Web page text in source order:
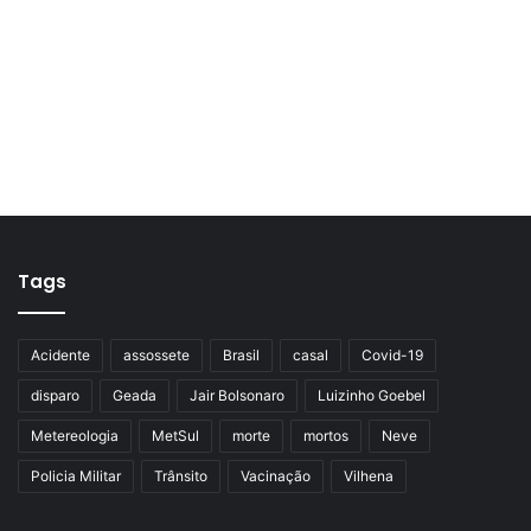
Tags
Acidente assossete Brasil casal Covid-19
disparo Geada Jair Bolsonaro Luizinho Goebel
Metereologia MetSul morte mortos Neve
Policia Militar Trânsito Vacinação Vilhena